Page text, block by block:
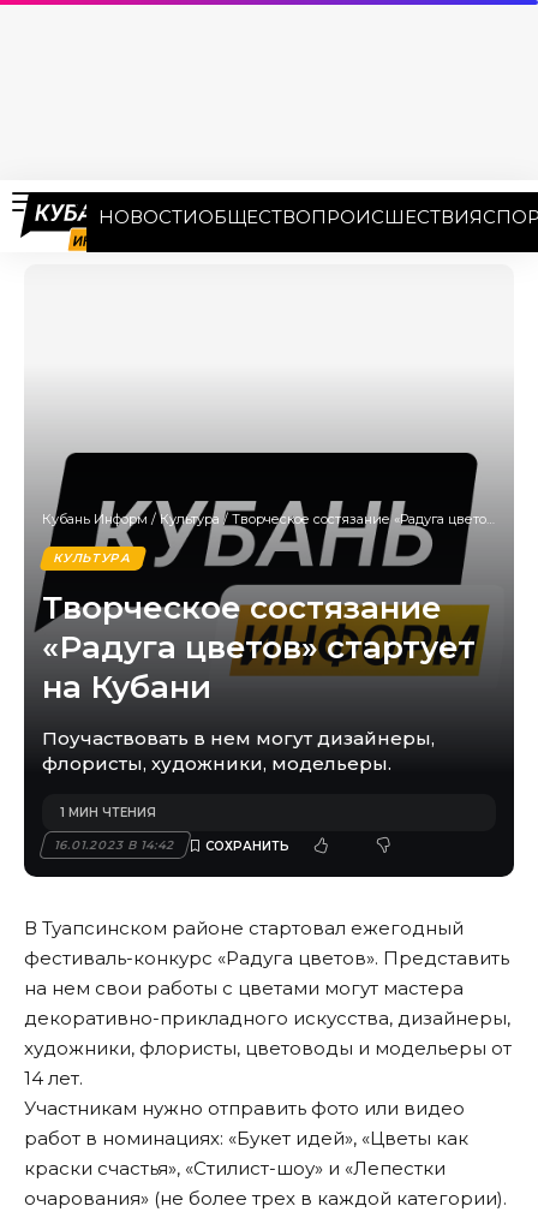
НОВОСТИОБЩЕСТВОПРОИСШЕСТВИЯ
Кубань Информ /Культура / Творческое состязание «Радуга цветов» стартует на Кубани
КУЛЬТУРА
Творческое состязание
«Радуга цветов» стартует
на Кубани
Поучаствовать в нем могут дизайнеры,
флористы, художники, модельеры.
16.01.2023 В 14:42
1 МИН ЧТЕНИЯ
В Туапсинском районе стартовал ежегодный
фестиваль-конкурс «Радуга цветов». Представить
на нем свои работы с цветами могут мастера
декоративно-прикладного искусства, дизайнеры,
художники, флористы, цветоводы и модельеры от
14 лет.
Участникам нужно отправить фото или видео
работ в номинациях: «Букет идей», «Цветы как
краски счастья», «Стилист-шоу» и «Лепестки
очарования» (не более трех в каждой категории).